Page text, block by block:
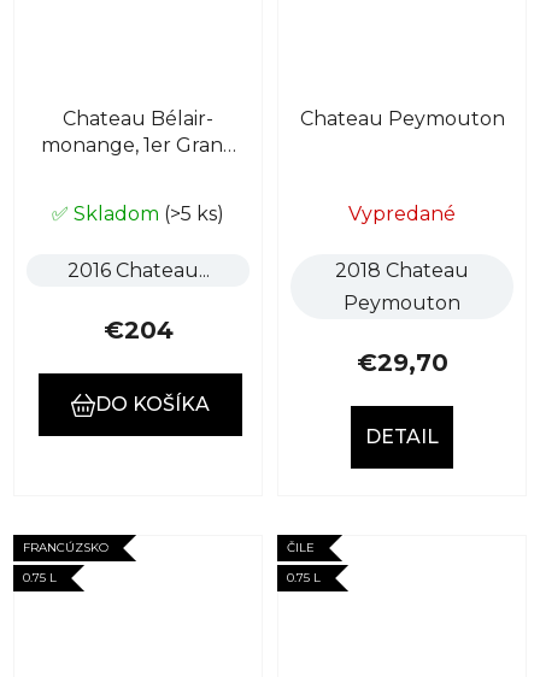
Chateau Bélair-
monange, 1er Grand
✅ Skladom (>5 ks)
2016 Chateau...
€204
DO KOŠÍKA
Chateau Peymouton
Vypredané
2018 Chateau
Peymouton
€29,70
DETAIL
FRANCÚZSKO
0.75 L
ČILE
0.75 L